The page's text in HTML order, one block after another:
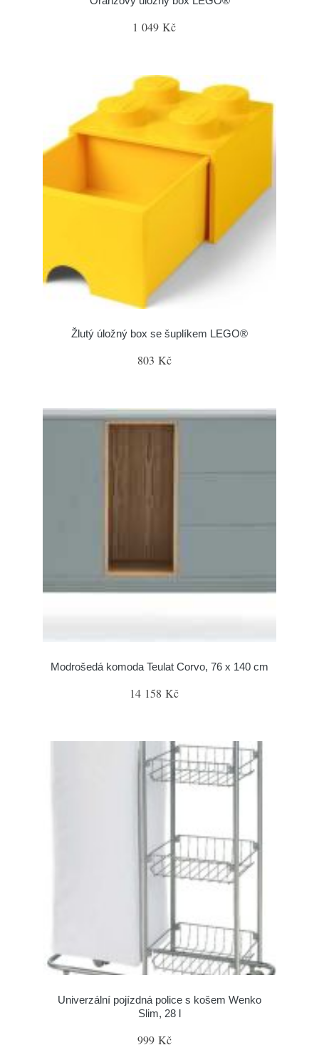
1 049 Kč
Žlutý úložný box se šuplíkem LEGO®
803 Kč
Modrošedá komoda Teulat Corvo, 76 x 140 cm
14 158 Kč
Univerzální pojízdná police s košem Wenko
Slim, 28 l
999 Kč